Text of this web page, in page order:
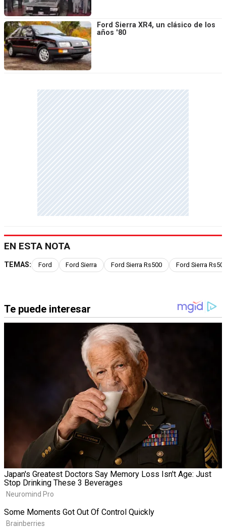
Ford Sierra XR4, un clásico de los
años '80
EN ESTA NOTA
TEMAS: Ford Ford Sierra Ford Sierra Rs500 Ford Sierra